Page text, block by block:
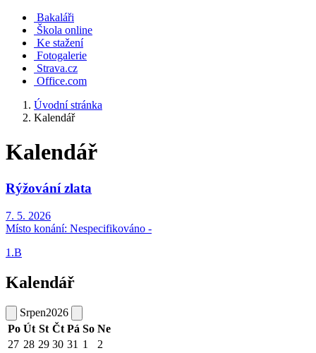
Bakaláři
Škola online
Ke stažení
Fotogalerie
Strava.cz
Office.com
Úvodní stránka
Kalendář
Kalendář
Rýžování zlata
7. 5. 2026
Místo konání: Nespecifikováno -
1.B
Kalendář
Srpen2026
Po Út St Čt Pá So Ne
27 28 29 30 31 1
2